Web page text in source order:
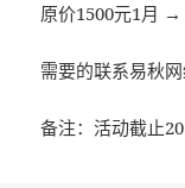
原价1500元1月 →
需要的联系易秋
备注：活动截止